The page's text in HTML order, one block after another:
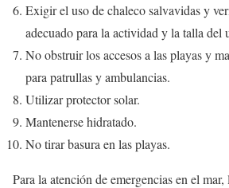
Exigir el uso de chaleco salvavidas y
adecuado para la actividad y la talla del
No obstruir los accesos a las playas y
para patrullas y ambulancias.
Utilizar protector solar.
Mantenerse hidratado.
No tirar basura en las playas.
Para la atención de emergencias en el mar,